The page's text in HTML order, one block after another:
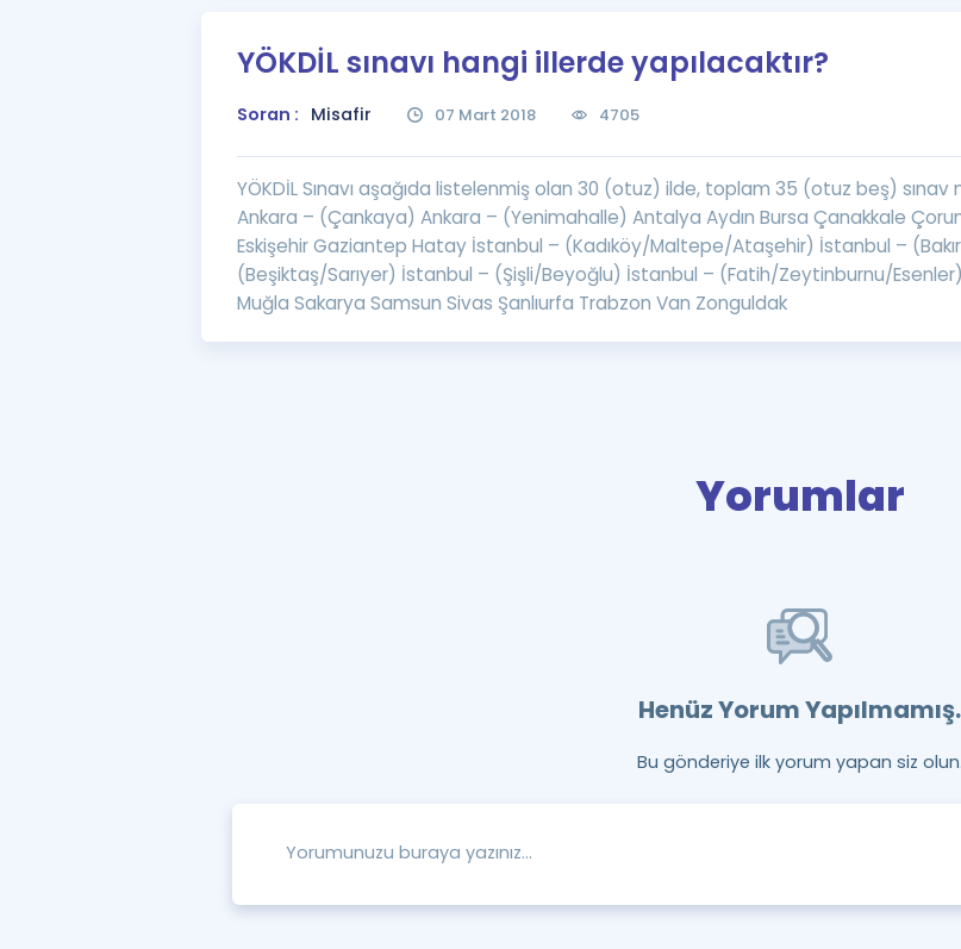
YÖKDİL sınavı hangi illerde yapılacaktır?
Soran : Misafir 07 Mart 2018 4705
YÖKDİL Sınavı aşağıda listelenmiş olan 30 (otuz) ilde, toplam 35 (otuz beş)
Ankara – (Çankaya) Ankara – (Yenimahalle) Antalya Aydın Bursa Çanakkale
Eskişehir Gaziantep Hatay İstanbul – (Kadıköy/Maltepe/Ataşehir) İstanbul –
(Beşiktaş/Sarıyer) İstanbul – (Şişli/Beyoğlu) İstanbul – (Fatih/Zeytinburnu/
Muğla Sakarya Samsun Sivas Şanlıurfa Trabzon Van Zonguldak
Yorumlar
Henüz Yorum Yapılmamış.
Bu gönderiye ilk yorum yapan siz olun.